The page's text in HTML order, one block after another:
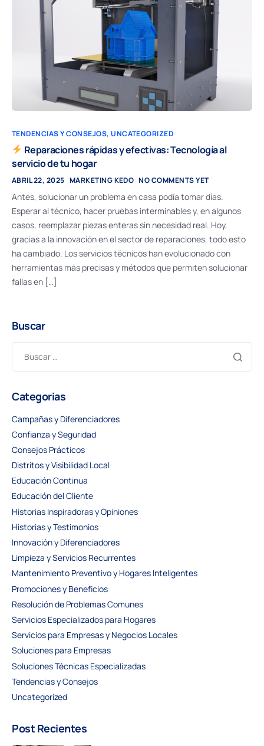
TENDENCIAS Y CONSEJOS,UNCATEGORIZED
Reparaciones rápidas y efectivas: Tecnología al
servicio de tu hogar
ABRIL 22, 2025 MARKETING KEDO NO COMMENTS YET
Antes, solucionar un problema en casa podía tomar días.
Esperar al técnico, hacer pruebas interminables y, en algunos
casos, reemplazar piezas enteras sin necesidad real. Hoy,
gracias a la innovación en el sector de reparaciones, todo esto
ha cambiado. Los servicios técnicos han evolucionado con
herramientas más precisas y métodos que permiten solucionar
fallas en […]
Buscar
Categorias
Campañas y Diferenciadores
Confianza y Seguridad
Consejos Prácticos
Distritos y Visibilidad Local
Educación Continua
Educación del Cliente
Historias Inspiradoras y Opiniones
Historias y Testimonios
Innovación y Diferenciadores
Limpieza y Servicios Recurrentes
Mantenimiento Preventivo y Hogares Inteligentes
Promociones y Beneficios
Resolución de Problemas Comunes
Servicios Especializados para Hogares
Servicios para Empresas y Negocios Locales
Soluciones para Empresas
Soluciones Técnicas Especializadas
Tendencias y Consejos
Uncategorized
Post Recientes